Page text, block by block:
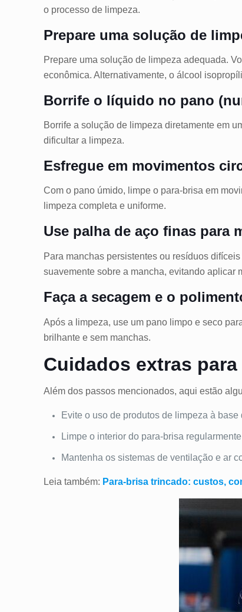
o processo de limpeza.
Prepare uma solução de
Prepare uma solução de limpeza adequada.
econômica. Alternativamente, o álcool
Borrife o líquido no pano
Borrife a solução de limpeza diretamente em
dificultar a limpeza.
Esfregue em movimentos
Com o pano úmido, limpe o para-brisa em
limpeza completa e uniforme.
Use palha de aço finas para
Para manchas persistentes ou resíduos
suavemente sobre a mancha, evitando aplicar
Faça a secagem e o
Após a limpeza, use um pano limpo e seco
brilhante e sem manchas.
Cuidados extras
Além dos passos mencionados, aqui estão
Evite o uso de produtos de limpeza à
Limpe o interior do para-brisa
Mantenha os sistemas de ventilação e ar
Leia também: Para-brisa trincado: custos,